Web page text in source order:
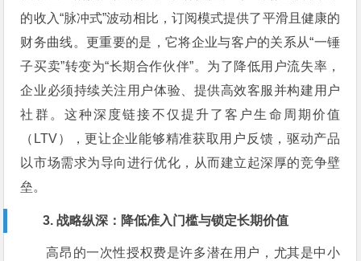
的收入“脉冲式”波动相比，订阅模式提供了平滑且健康的
财务曲线。更重要的是，它将企业与客户的关系从“一锤
子买卖”转变为“长期合作伙伴”。为了降低用户流失率，
企业必须持续关注用户体验、提供高效客服并构建用户
社群。这种深度链接不仅提升了客户生命周期价值
（LTV），更让企业能够精准获取用户反馈，驱动产品
以市场需求为导向进行优化，从而建立起深厚的竞争壁
垒。
3. 战略纵深：降低准入门槛与锁定长期价值
高昂的一次性授权费是许多潜在用户，尤其是中小